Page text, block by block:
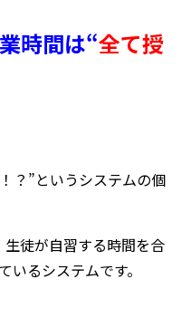
時間は“全て授
？”というシステムの個
徒が自習する時間を合
いるシステムです。